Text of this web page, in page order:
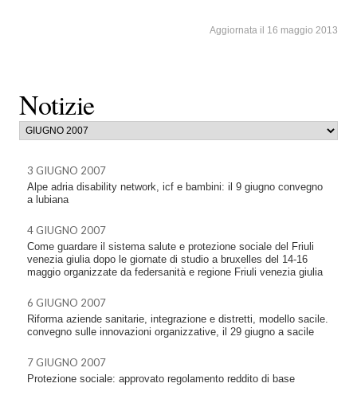
Notizie
3 GIUGNO 2007
Alpe adria disability network, icf e bambini: il 9 giugno convegno
a lubiana
4 GIUGNO 2007
Come guardare il sistema salute e protezione sociale del Friuli
venezia giulia dopo le giornate di studio a bruxelles del 14-16
maggio organizzate da federsanità e regione Friuli venezia giulia
6 GIUGNO 2007
Riforma aziende sanitarie, integrazione e distretti, modello sacile.
convegno sulle innovazioni organizzative, il 29 giugno a sacile
7 GIUGNO 2007
Protezione sociale: approvato regolamento reddito di base
Aggiornata il 16 maggio 2013